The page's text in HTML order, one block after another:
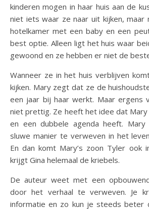
kinderen mogen in haar huis aan de
niet iets waar ze naar uit kijken, maar
hotelkamer met een baby en een
best optie. Alleen ligt het huis waar
gewoond en ze hebben er niet de
Wanneer ze in het huis verblijven
kijken. Mary zegt dat ze de
een jaar bij haar werkt. Maar ergens
niet prettig. Ze heeft het idee dat
en een dubbele agenda heeft.
sluwe manier te verweven in het
En dan komt Mary’s zoon Tyler ook
krijgt Gina helemaal de kriebels.
De auteur weet met een
door het verhaal te verweven. Je
informatie en zo kun je steeds beter